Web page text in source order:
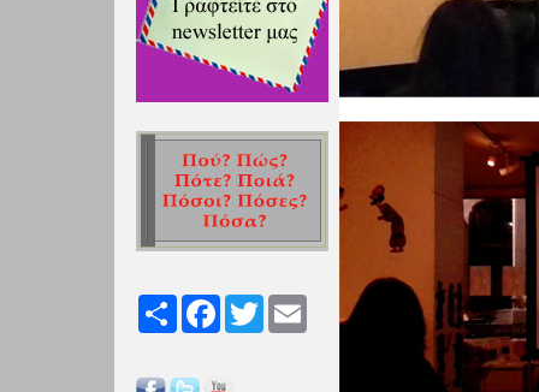
Share FacebookTwitter